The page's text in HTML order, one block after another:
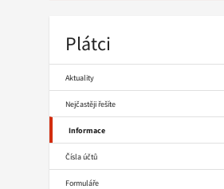
Plátci
Aktuality
Nejčastěji řešíte
Informace
Čísla účtů
Formuláře